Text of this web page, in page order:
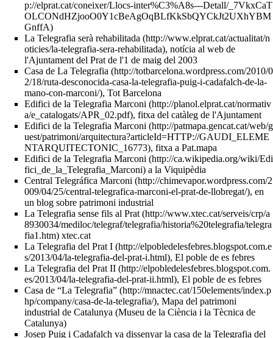
La Telegrafia serà rehabilitada
, notícia al web de
l'Ajuntament del Prat de l'1 de maig del 2003
Casa de La Telegrafia
, Tot Barcelona
Edifici de la Telegrafia Marconi
, fitxa del catàleg de l'Ajuntament
Edifici de la Telegrafia Marconi
, fitxa a Pat.mapa
Edifici de la Telegrafia Marconi
a la Viquipèdia
Central Telegráfica Marconi
, en
un blog sobre patrimoni industrial
La Telegrafia sense fils al Prat
xtec.cat
La Telegrafia del Prat I
, El poble de es febres
La Telegrafia del Prat II
, El poble de es febres
Casa de “La Telegrafia”
, Mapa del patrimoni
industrial de Catalunya (Museu de la Ciència i la Tècnica de
Catalunya)
Josep Puig i Cadafalch va dissenyar la casa de la Telegrafia del